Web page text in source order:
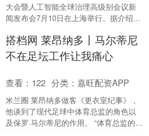
大会暨人工智能全球治理高级别会议新
闻发布会7月10日在上海举行。据介绍，
界人....
搭档网 莱昂纳多丨马尔蒂尼
不在足坛工作让我痛心
查看： 122 分类：嘉旺配资APP
米兰圈 莱昂纳多做客《更衣室纪事》，
他谈到了现代足球中体育总监的角色以
及保罗·马尔蒂尼的作用。 “体育总监的角